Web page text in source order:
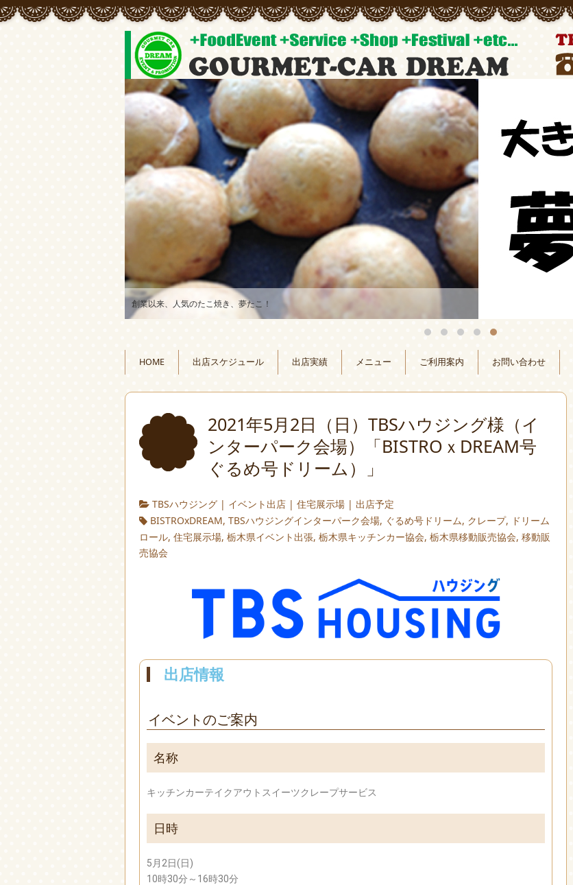
創業以来、人気のたこ焼き、夢たこ！
HOME 出店スケジュール 出店実績 メニュー ご利用案内 お問い合わせ
2021年5月2日（日）TBSハウジング様（イ
ンターパーク会場）「BISTROｘDREAM号
ぐるめ号ドリーム）」
TBSハウジング | イベント出店 |住宅展示場 | 出店予定
BISTROxDREAM,TBSハウジングインターパーク会場, ぐるめ号ドリーム, クレープ, ドリーム
ロール, 住宅展示場, 栃木県イベント出張, 栃木県キッチンカー協会, 栃木県移動販売協会, 移動販
売協会
出店情報
イベントのご案内
名称
キッチンカーテイクアウトスイーツクレープサービス
日時
5月2日(日)
10時30分～16時30分